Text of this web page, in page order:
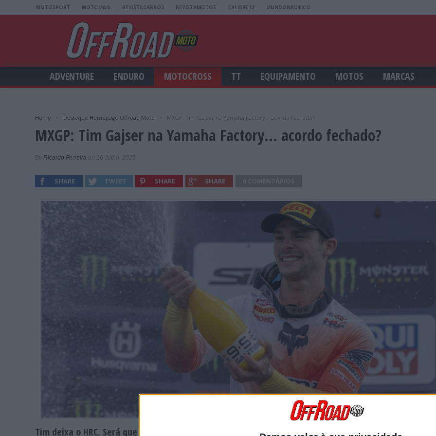
MOTOSPORT MOTOMAIS REVISTACARROS REVISTAMOTOS CALIBRE12 MUNDONAUTICO
ADVENTURE ENDURO MOTOCROSS TT EQUIPAMENTO MOTOS MARCAS
Home Destaque Homepage Offroad Moto MXGP: Tim Gajser na Yamaha Factory… acordo fechado?
MXGP: Tim Gajser na Yamaha Factory… acordo fechado?
By Ricardo Ferreira on 16 Julho, 2025
SHARE TWEET SHARE SHARE
Tim deixa o HRC. Será que estamos diante de uma das mudanças mais significativas dos últimos 15